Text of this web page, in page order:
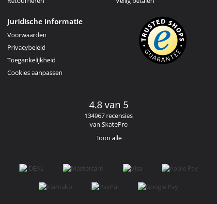
Juridische informatie
Voorwaarden
Privacybeleid
Toegankelijkheid
Cookies aanpassen
4.8 van 5
134967 recensies
van SkatePro
Toon alle